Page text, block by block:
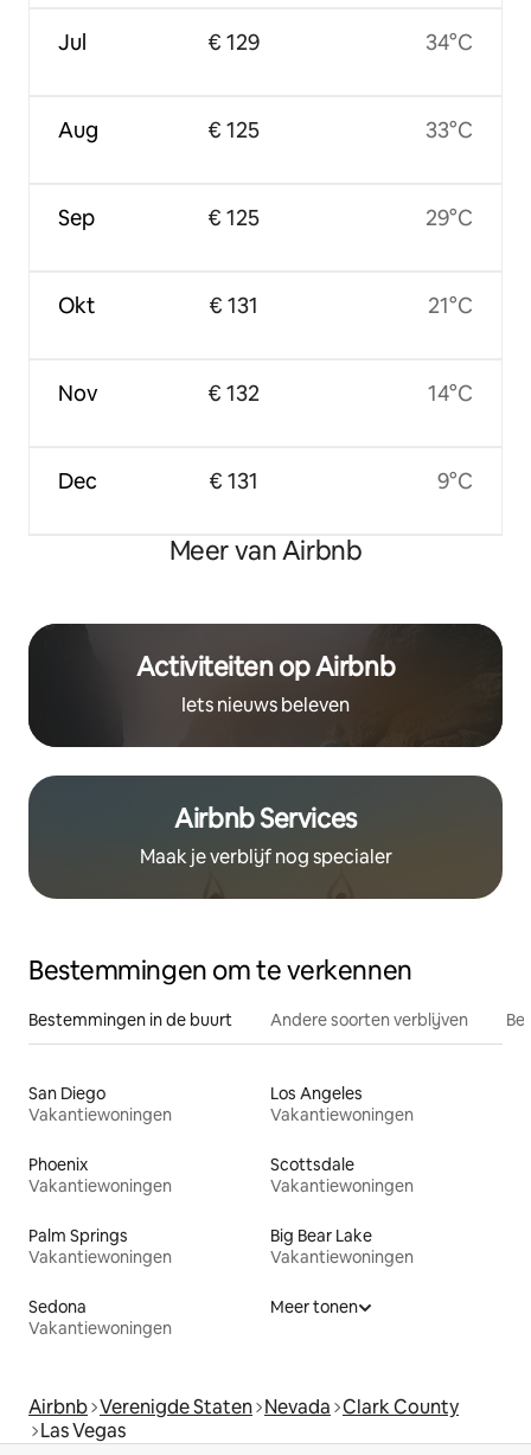
Jul
Aug
Sep
Okt
Nov
Dec
€ 129
€ 125
€ 125
€ 131
€ 132
€ 131
34°C
33°C
29°C
21°C
14°C
9°C
Meer van Airbnb
Activiteiten op Airbnb
Iets nieuws beleven
Airbnb Services
Maak je verblijf nog specialer
Bestemmingen om te verkennen
Bestemmingen in de buurt Andere soorten verblijven
San Diego
Vakantiewoningen
Los Angeles
Vakantiewoningen
Phoenix
Vakantiewoningen
Scottsdale
Vakantiewoningen
Palm Springs
Vakantiewoningen
Big Bear Lake
Vakantiewoningen
Sedona
Vakantiewoningen
Meer tonen
Airbnb Verenigde Staten Nevada Clark County
Las Vegas